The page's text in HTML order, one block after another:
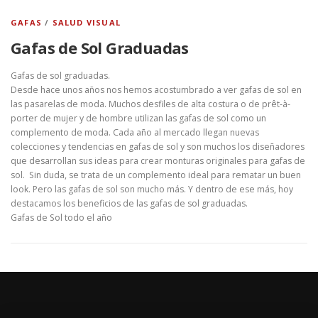
GAFAS / SALUD VISUAL
Gafas de Sol Graduadas
Gafas de sol graduadas.
Desde hace unos años nos hemos acostumbrado a ver gafas de sol en
las pasarelas de moda. Muchos desfiles de alta costura o de prêt-à-
porter de mujer y de hombre utilizan las gafas de sol como un
complemento de moda. Cada año al mercado llegan nuevas
colecciones y tendencias en gafas de sol y son muchos los diseñadores
que desarrollan sus ideas para crear monturas originales para gafas de
sol. Sin duda, se trata de un complemento ideal para rematar un buen
look. Pero las gafas de sol son mucho más. Y dentro de ese más, hoy
destacamos los beneficios de las gafas de sol graduadas.
Gafas de Sol todo el año